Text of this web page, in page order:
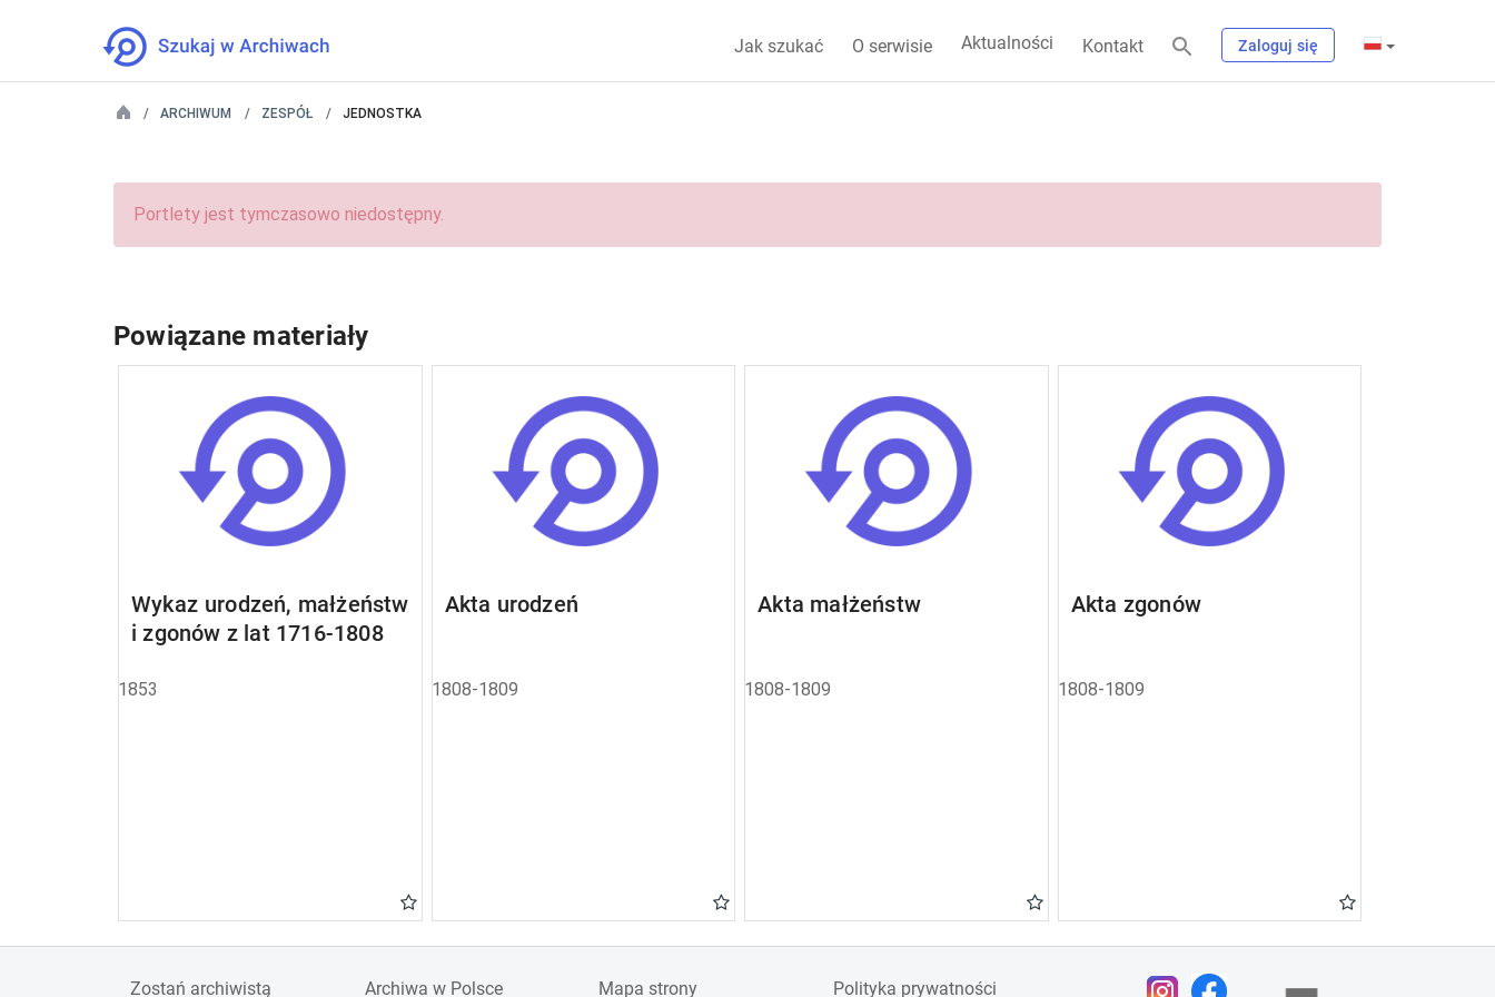
Jak szukać O serwisie Aktualności Kontakt Zaloguj się
ARCHIWUM ZESPÓŁ JEDNOSTKA
Portlety jest tymczasowo niedostępny.
Powiązane materiały
Wykaz urodzeń, małżeństw
i zgonów z lat 1716-1808
1853
Akta urodzeń
1808-1809
Akta małżeństw
1808-1809
Akta zgonów
1808-1809
Zostań archiwistą Archiwa w Polsce Mapa strony Polityka prywatności